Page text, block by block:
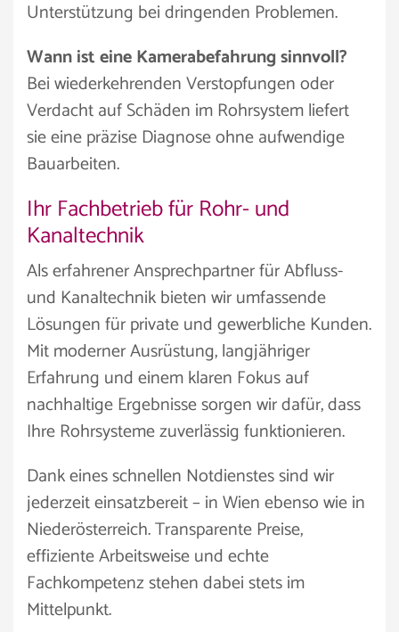
Unterstützung bei dringenden Problemen.
Wann ist eine Kamerabefahrung sinnvoll?
Bei wiederkehrenden Verstopfungen oder
Verdacht auf Schäden im Rohrsystem liefert
sie eine präzise Diagnose ohne aufwendige
Bauarbeiten.
Ihr Fachbetrieb für Rohr- und
Kanaltechnik
Als erfahrener Ansprechpartner für Abfluss-
und Kanaltechnik bieten wir umfassende
Lösungen für private und gewerbliche Kunden.
Mit moderner Ausrüstung, langjähriger
Erfahrung und einem klaren Fokus auf
nachhaltige Ergebnisse sorgen wir dafür, dass
Ihre Rohrsysteme zuverlässig funktionieren.
Dank eines schnellen Notdienstes sind wir
jederzeit einsatzbereit – in Wien ebenso wie in
Niederösterreich. Transparente Preise,
effiziente Arbeitsweise und echte
Fachkompetenz stehen dabei stets im
Mittelpunkt.